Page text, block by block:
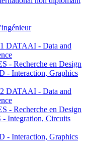
DATAAI - Data and
- Recherche en Design
- Interaction, Graphics
DATAAI - Data and
- Recherche en Design
Integration, Circuits
- Interaction, Graphics